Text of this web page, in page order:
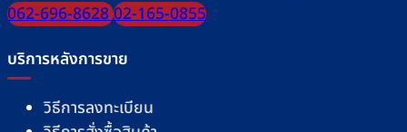
062-696-862802-165-0855
บริการหลังการขาย
วิธีการลงทะเบียน